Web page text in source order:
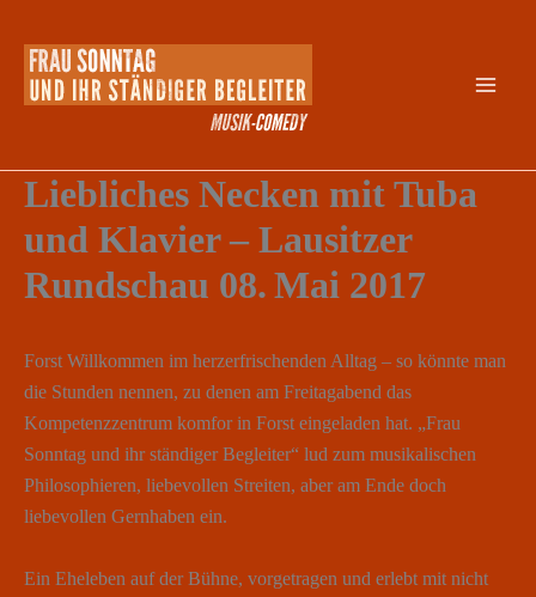
Inhalt
springen
Liebliches Necken mit Tuba
und Klavier – Lausitzer
Rundschau 08. Mai 2017
Forst Willkommen im herzerfrischenden Alltag – so könnte man
die Stunden nennen, zu denen am Freitagabend das
Kompetenzzentrum komfor in Forst eingeladen hat. „Frau
Sonntag und ihr ständiger Begleiter“ lud zum musikalischen
Philosophieren, liebevollen Streiten, aber am Ende doch
liebevollen Gernhaben ein.
Ein Eheleben auf der Bühne, vorgetragen und erlebt mit nicht